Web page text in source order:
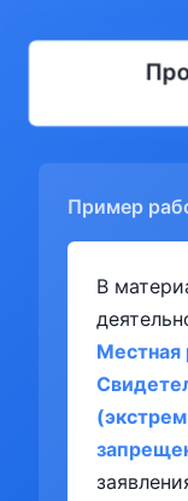
Пример
В
Местная